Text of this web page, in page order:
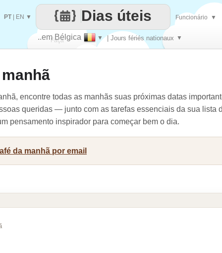
Faça
..em Bélgica ▼ | Jours fériés nationaux ▼
Dias úteis
PT| EN ▼ Funcionário ▼
encontre todas as manhãs suas próximas datas
queridas — junto com as tarefas essenciais da sua lista
pensamento inspirador para começar bem o dia.
da manhã por email